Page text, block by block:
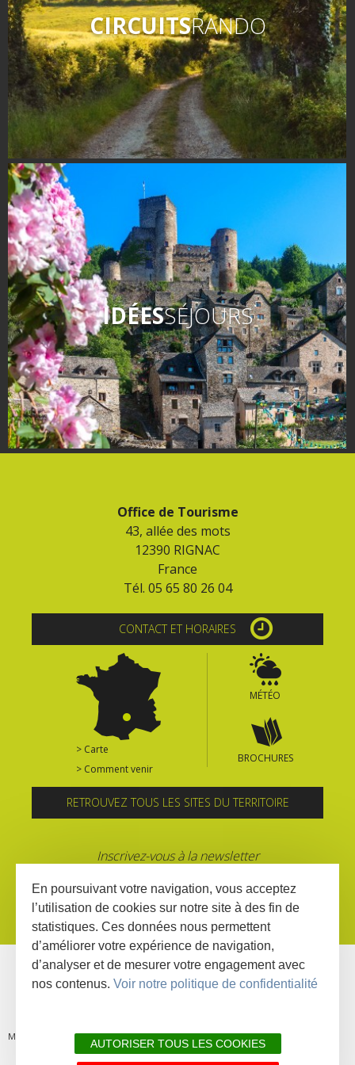
Les visites accompagnées
L'espace Georges Rouquier
à Goutrens
Nos Campagnes Autrefois à
Goutrens
Le musée de la forge à
Belcastel
Artistes et artisans d'art
La gastronomie
locale
La chataîgne
Les vignes
Les marchés et foires
Nos producteurs
Recettes et produits locaux
Flâner à moins de
cent kilomètres
Les Plus Beaux Villages de
France
Les Villes et Pays d'art et
De la vallée du Lot au pays
Patrimoine mondial de
CIRCUITSRANDO
IDÉESSÉJOURS
Office de Tourisme
43, allée des mots
12390 RIGNAC
France
Tél. 05 65 80 26 04
CONTACT ET HORAIRES
> Carte
> Comment venir
MÉTÉO
BROCHURES
RETROUVEZ TOUS LES SITES DU TERRITOIRE
Inscrivez-vous à la newsletter
MENTIONS PLAN DU LIENS DÉCLARATION
En poursuivant votre navigation, vous acceptez
l’utilisation de cookies sur notre site à des fin de
statistiques. Ces données nous permettent
d’améliorer votre expérience de navigation,
d’analyser et de mesurer votre engagement avec
nos contenus. Voir notre politique de confidentialité
AUTORISER TOUS LES COOKIES